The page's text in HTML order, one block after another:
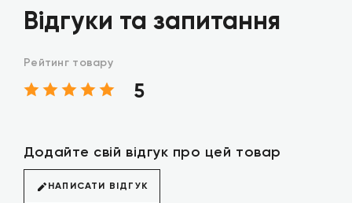
Відгуки та запитання
Рейтинг товару
5
Додайте свій відгук про цей товар
НАПИСАТИ ВІДГУК